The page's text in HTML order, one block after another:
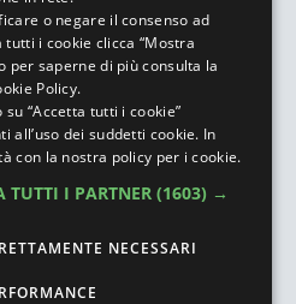
o negare il consenso ad
tutti i cookie clicca “Mostra
per saperne di più consulta la
Policy.
su “Accetta tutti i cookie”
all’uso dei suddetti cookie. In
con la nostra policy per i cookie.
TUTTI I PARTNER (1603) →
NECESSARI